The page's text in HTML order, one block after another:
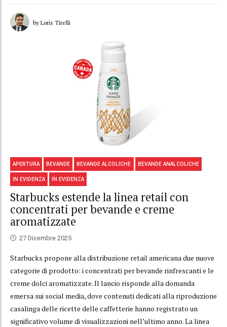
by Loris Tirelli
APERTURA BEVANDE BEVANDE ALCOLICHE BEVANDE ANALCOLICHE
IN EVIDENZA IN EVIDENZA
Starbucks estende la linea retail con
concentrati per bevande e creme
aromatizzate
27 Dicembre 2025
Starbucks propone alla distribuzione retail americana due nuove
categorie di prodotto: i concentrati per bevande rinfrescanti e le
creme dolci aromatizzate. Il lancio risponde alla domanda
emersa sui social media, dove contenuti dedicati alla riproduzione
casalinga delle ricette delle caffetterie hanno registrato un
significativo volume di visualizzazioni nell’ultimo anno. La linea